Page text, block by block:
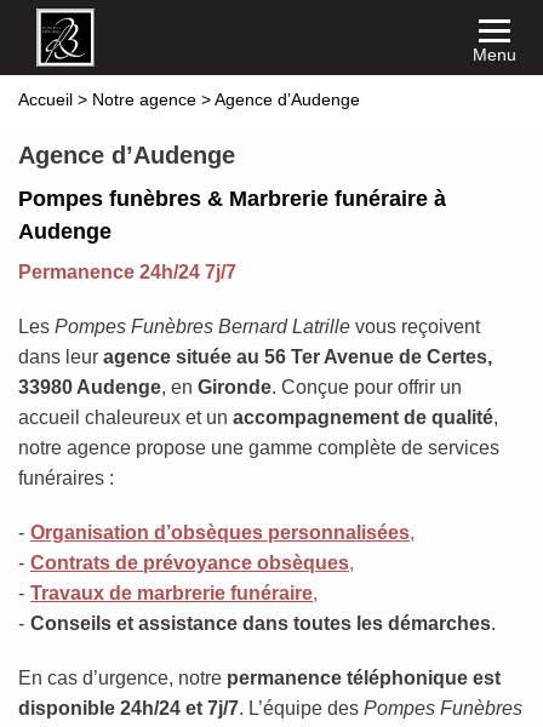
Menu
Accueil > Notre agence >Agence d’Audenge
Agence d’Audenge
Pompes funèbres & Marbrerie funéraire à
Audenge
Permanence 24h/24 7j/7
Les Pompes Funèbres Bernard Latrille vous reçoivent
dans leur agence située au 56 Ter Avenue de Certes,
33980 Audenge, en Gironde. Conçue pour offrir un
accueil chaleureux et un accompagnement de qualité,
notre agence propose une gamme complète de services
funéraires :
Organisation d’obsèques personnalisées,
Contrats de prévoyance obsèques,
Travaux de marbrerie funéraire,
Conseils et assistance dans toutes les démarches.
En cas d’urgence, notre permanence téléphonique est
disponible 24h/24 et 7j/7. L’équipe des Pompes Funèbres